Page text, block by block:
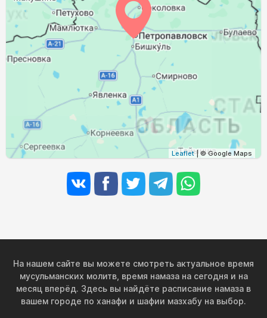
30, Вс 03:23 05:26 12:24 16:10 19:21 21:14
31, Пн 03:25 05:28 12:24 16:08 19:19 21:11
Leaflet| © Google Maps
На нашем сайте вы можете смотреть актуальное время
мусульманских молитв, время намаза на сегодня и на
месяц вперёд. Здесь вы найдёте расписание намаза в
вашем городе по ханафи и шафии мазхабу на выбор.